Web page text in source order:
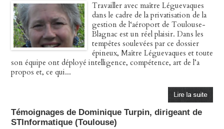
Travailler avec maître Léguevaques
dans le cadre de la privatisation de la
gestion de l‘aéroport de Toulouse-
Blagnac est un réel plaisir. Dans les
tempêtes soulevées par ce dossier
épineux, Maître Léguevaques et toute
son équipe ont déployé intelligence, compétence, art de l’a
propos et, ce qui...
Témoignages de Dominique Turpin, dirigeant de
STInformatique (Toulouse)